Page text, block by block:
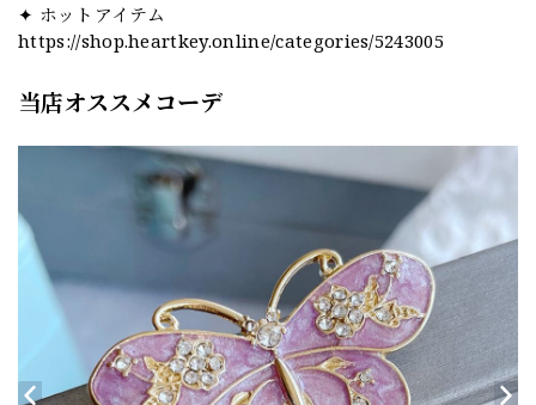
✦ ホットアイテム
https://shop.heartkey.online/categories/5243005
当店オススメコーデ